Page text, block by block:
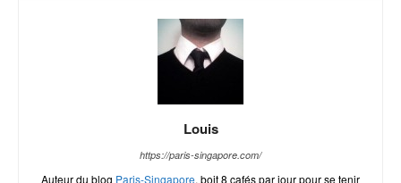
Louis
https://paris-singapore.com/
Auteur du blog Paris-Singapore, boit 8 cafés par jour pour se tenir